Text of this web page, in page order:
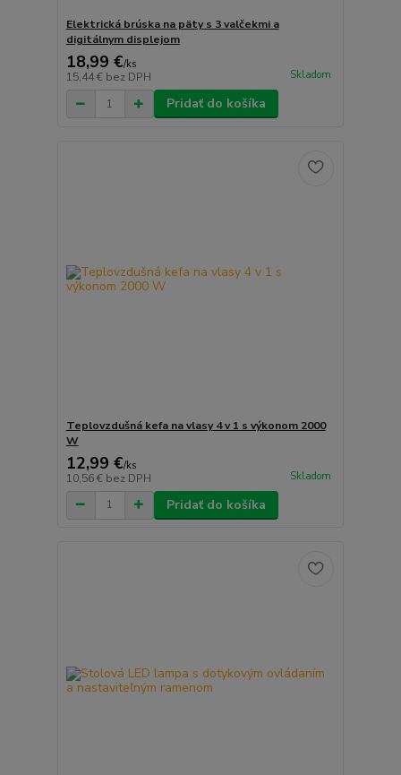
Elektrická brúska na päty s 3 valčekmi a
digitálnym displejom
18,99 €/ks
15,44 € bez DPH Skladom
Pridať do košíka
Teplovzdušná kefa na vlasy 4 v 1 s výkonom 2000
W
12,99 €/ks
10,56 € bez DPH Skladom
Pridať do košíka